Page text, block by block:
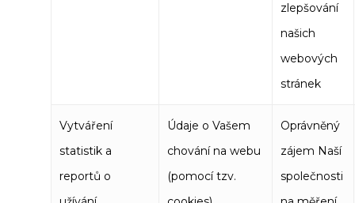
zlepšování
našich
webových
stránek
Vytváření
statistik a
reportů o
Údaje o Vašem
chování na webu
(pomocí tzv.
Oprávněný
zájem Naší
společnosti